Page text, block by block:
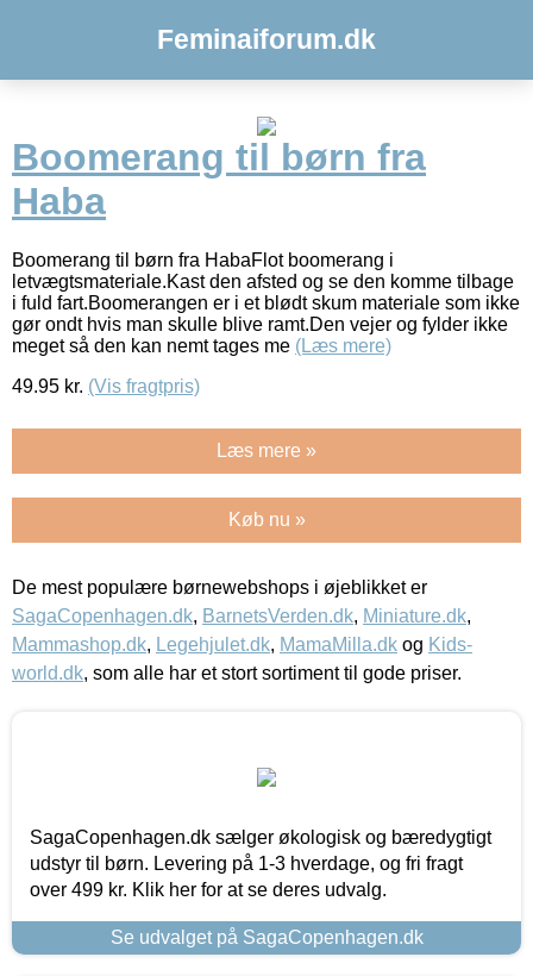
Feminaiforum.dk
Boomerang til børn fra
Haba
Boomerang til børn fra HabaFlot boomerang i
letvægtsmateriale.Kast den afsted og se den komme tilbage
i fuld fart.Boomerangen er i et blødt skum materiale som ikke
gør ondt hvis man skulle blive ramt.Den vejer og fylder ikke
meget så den kan nemt tages me (Læs mere)
49.95 kr. (Vis fragtpris)
Læs mere »
Køb nu »
De mest populære børnewebshops i øjeblikket er
SagaCopenhagen.dk, BarnetsVerden.dk, Miniature.dk,
Mammashop.dk, Legehjulet.dk, MamaMilla.dk og Kids-
world.dk, som alle har et stort sortiment til gode priser.
SagaCopenhagen.dk sælger økologisk og bæredygtigt
udstyr til børn. Levering på 1-3 hverdage, og fri fragt
over 499 kr. Klik her for at se deres udvalg.
Se udvalget på SagaCopenhagen.dk